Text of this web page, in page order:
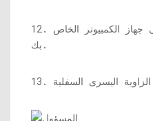
12. سترى قائمة المستخدمين المتاحين على جهاز الكمبيوتر الخاص
بك.